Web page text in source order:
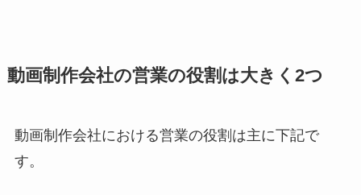
動画制作会社の営業の役割は大きく2つ
動画制作会社における営業の役割は主に下記で
す。